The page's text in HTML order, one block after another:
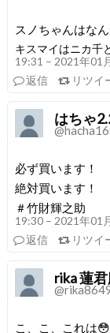
スノちゃんはな
キスマイはニカ千
19:31 – 2021年01
返信
リツイ
はちゃ
必ず買います！
絶対買います！
＃竹財輝之助
19:30 – 2021年01
返信
リツイ
rika 蓮
こ、こ、これは